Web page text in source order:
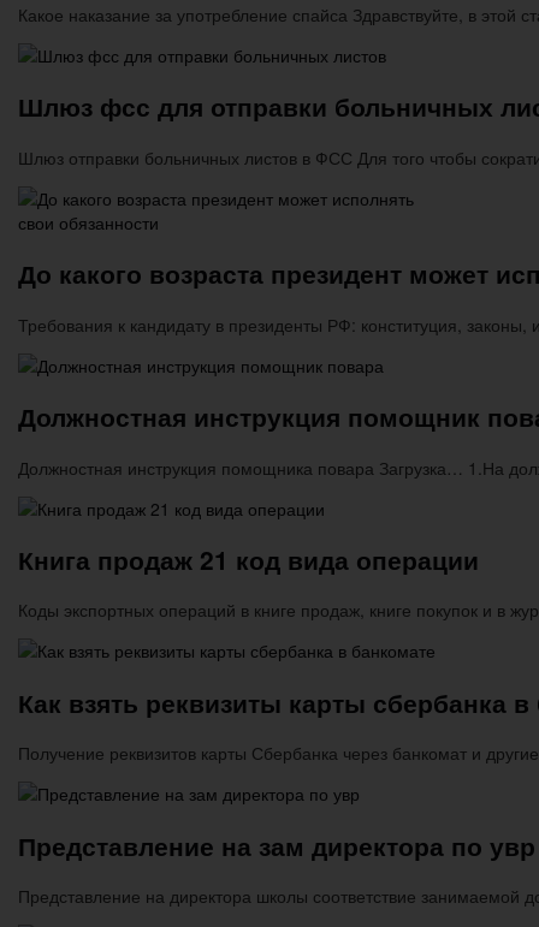
Какое наказание за употребление спайса Здравствуйте, в этой
Шлюз фсс для отправки больничных
Шлюз отправки больничных листов в ФСС Для того чтобы
До какого возраста президент может
Требования к кандидату в президенты РФ: конституция,
Должностная инструкция помощник
Должностная инструкция помощника повара Загрузка… 1.На
Книга продаж 21 код вида операции
Коды экспортных операций в книге продаж, книге покупок и в
Как взять реквизиты карты сбербанка
Получение реквизитов карты Сбербанка через банкомат и
Представление на зам директора по увр
Представление на директора школы соответствие занимаемой